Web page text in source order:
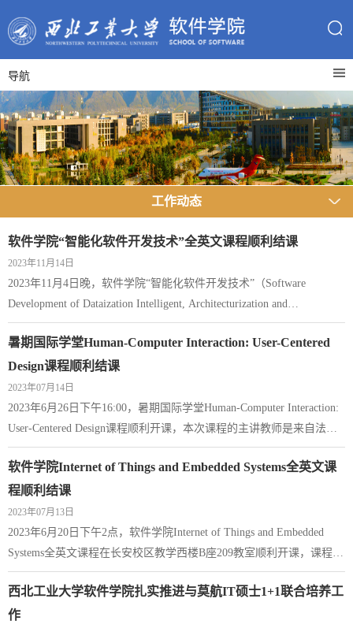
导航
工作动态
软件学院“智能化软件开发技术”全英文课程顺利结课
2023年11月14日
2023年11月4日晚，软件学院“智能化软件开发技术”（Software
Development of Dataization Intelligent, Architecturization and
Intensification）全英文课程于教学西楼B410顺利结课。本课程邀请李
海宽教授，面向软件学院全体研究生开设，选课学生共计52人。李海
宽教授在软件工程领域具有十分丰富的教学经历与行业工作经验，多
次进行优秀的学术报告分享。最后一节课是研讨课，研讨珂开头李海
宽教授祝愿学生们的结课论文陈述顺...
暑期国际学堂Human-Computer Interaction: User-Centered
Design课程顺利结课
2023年07月14日
2023年6月26日下午16:00，暑期国际学堂Human-Computer Interaction:
User-Centered Design课程顺利开课，本次课程的主讲教师是来自法国
知名高校的Marcos Serrano副教授，面向全校本科生和研究生开班。
Marcos Serrano，法国知名高校副教授，担任IRIT实验室的Elipse研究
小组的总负责人。Marcos教授的研究致力于在普适计算领域设计创新
的交互技术，在人机交互和普适计算领域有十分丰硕的科研成果。本
次课程是Marcos教授首次面向西...
软件学院Internet of Things and Embedded Systems全英文课
程顺利结课
2023年07月13日
2023年6月20日下午2点，软件学院Internet of Things and Embedded
Systems全英文课程在长安校区教学西楼B座209教室顺利开课，课程主
讲老师为巴基斯坦高校计算科学系专家MIAN AHMAD JAN，面向软
件学院全体研究生开课。开课前，MIAN AHMAD JAN教授向同学们
介绍了这门课程的内容，此外MIAN AHMAD JAN通过视频与ppt相结
西北工业大学软件学院扎实推进与莫航IT硕士1+1联合培养工
作